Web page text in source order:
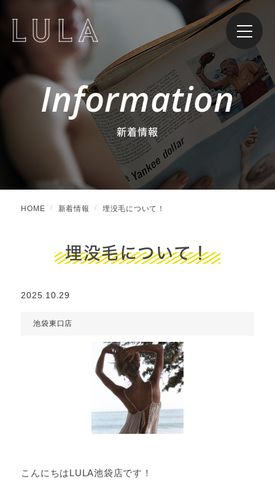
Information
新着情報
HOME 新着情報 埋没毛について！
埋没毛について！
2025.10.29
池袋東口店
こんにちはLULA池袋店です！